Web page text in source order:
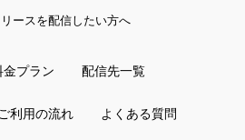
ースを配信したい方へ
金プラン 配信先一覧
ご利用の流れ よくある質問